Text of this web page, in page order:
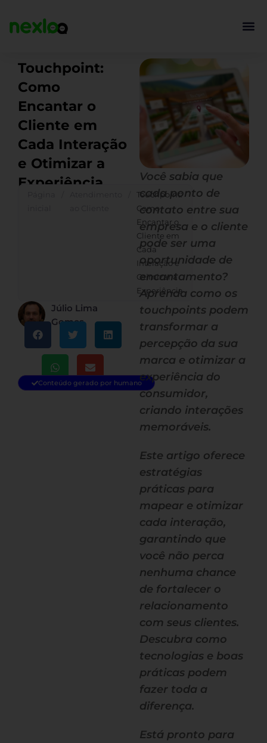
para
Touchpoint:
Como
Encantar o
Cliente em
Cada Interação
e Otimizar a
Experiência
Touchpoint:
Como
Encantar o
Cliente em
Cada
Interação e
Otimizar a
Experiência
Júlio Lima
Gomes
Conteúdo gerado por humano
Você sabia que
cada ponto de
contato entre sua
empresa e o cliente
pode ser uma
oportunidade de
encantamento?
Aprenda como os
touchpoints podem
transformar a
percepção da sua
marca e otimizar a
experiência do
consumidor,
criando interações
memoráveis.
Este artigo oferece
estratégias
práticas para
mapear e otimizar
cada interação,
garantindo que
você não perca
nenhuma chance
de fortalecer o
relacionamento
com seus clientes.
Descubra como
tecnologias e boas
práticas podem
fazer toda a
diferença.
Está pronto para